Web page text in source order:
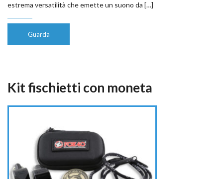
estrema versatilità che emette un suono da […]
Guarda
Kit fischietti con moneta